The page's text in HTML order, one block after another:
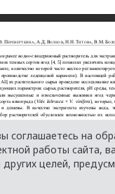
соглашаетесь на
работы сайта,
других целей,